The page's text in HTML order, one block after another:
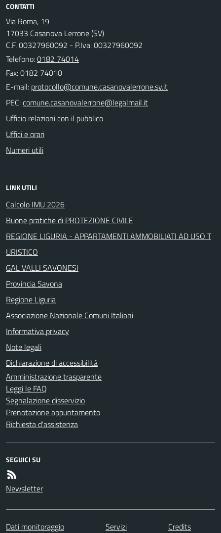
CONTATTI
Via Roma, 19
17033 Casanova Lerrone (SV)
C.F. 00327960092 - P.Iva: 00327960092
Telefono:0182 74014
Fax: 0182 74010
E-mail:
PEC:
Ufficio relazioni con il pubblico
Uffici e orari
Numeri utili
LINK UTILI
Calcolo IMU 2026
Buone pratiche di PROTEZIONE CIVILE
REGIONE LIGURIA - APPARTAMENTI AMMOBILIATI AD USO T
URISTICO
GAL VALLI SAVONESI
Provincia Savona
Regione Liguria
Associazione Nazionale Comuni Italiani
Informativa privacy
Note legali
Dichiarazione di accessibilità
Amministrazione trasparente
Leggi le FAQ
Segnalazione disservizio
Prenotazione appuntamento
Richiesta d'assistenza
SEGUICI SU
Newsletter
Dati monitoraggio Servizi
Credits